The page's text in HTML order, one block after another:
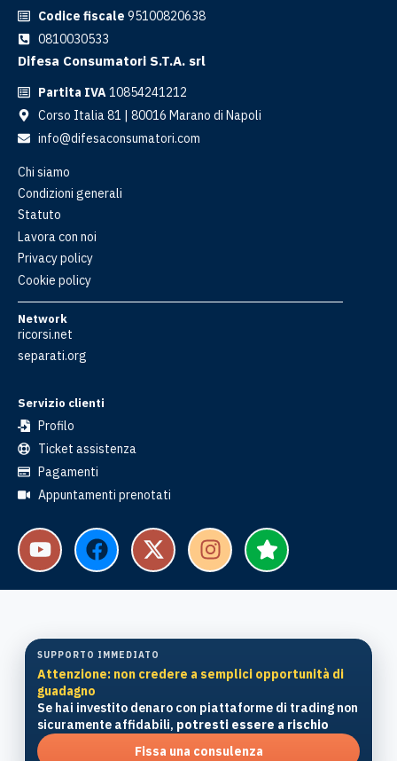
Codice fiscale 95100820638
0810030533
Difesa Consumatori S.T.A. srl
Partita IVA 10854241212
Corso Italia 81 | 80016 Marano di Napoli
info@difesaconsumatori.com
Chi siamo
Condizioni generali
Statuto
Lavora con noi
Privacy policy
Cookie policy
Network
ricorsi.net
separati.org
Servizio clienti
Profilo
Ticket assistenza
Pagamenti
Appuntamenti prenotati
SUPPORTO IMMEDIATO
Attenzione: non credere a semplici opportunità di
guadagno
Se hai investito denaro con piattaforme di trading non
sicuramente affidabili, potresti essere a rischio
Fissa una consulenza